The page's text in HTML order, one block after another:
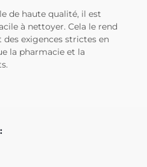
de haute qualité, il est
à nettoyer. Cela le rend
exigences strictes en
la pharmacie et la